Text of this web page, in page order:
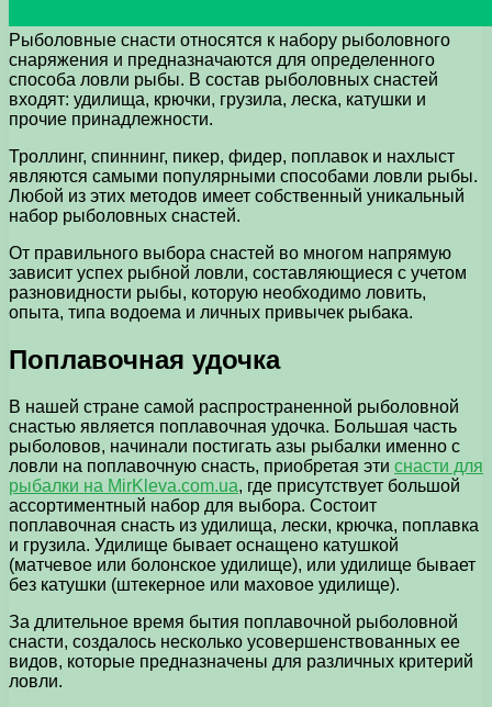
Рыболовные снасти относятся к набору рыболовного
снаряжения и предназначаются для определенного
способа ловли рыбы. В состав рыболовных снастей
входят: удилища, крючки, грузила, леска, катушки и
прочие принадлежности.
Троллинг, спиннинг, пикер, фидер, поплавок и нахлыст
являются самыми популярными способами ловли рыбы.
Любой из этих методов имеет собственный уникальный
набор рыболовных снастей.
От правильного выбора снастей во многом напрямую
зависит успех рыбной ловли, составляющиеся с учетом
разновидности рыбы, которую необходимо ловить,
опыта, типа водоема и личных привычек рыбака.
Поплавочная удочка
В нашей стране самой распространенной рыболовной
снастью является поплавочная удочка. Большая часть
рыболовов, начинали постигать азы рыбалки именно с
ловли на поплавочную снасть, приобретая эти снасти для
рыбалки на MirKleva.com.ua, где присутствует большой
ассортиментный набор для выбора. Состоит
поплавочная снасть из удилища, лески, крючка, поплавка
и грузила. Удилище бывает оснащено катушкой
(матчевое или болонское удилище), или удилище бывает
без катушки (штекерное или маховое удилище).
За длительное время бытия поплавочной рыболовной
снасти, создалось несколько усовершенствованных ее
видов, которые предназначены для различных критерий
ловли.